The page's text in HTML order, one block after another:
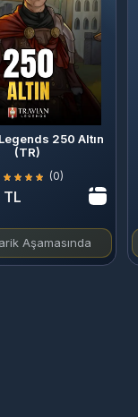
250 Altın
(TR)
(0)
Aşamasında